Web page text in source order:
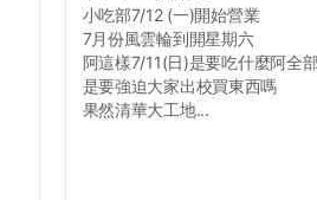
小吃部7/12 (一)開始營業
7月份風雲輪到開星期六
阿這樣7/11(日)是要吃什麼阿全
是要強迫大家出校買東西嗎
果然清華大工地...